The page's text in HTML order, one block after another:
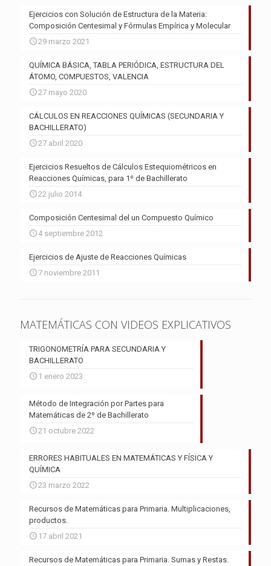
Ejercicios con Solución de Estructura de la Materia:
Composición Centesimal y Fórmulas Empírica y Molecular
29 marzo 2021
QUÍMICA BÁSICA, TABLA PERIÓDICA, ESTRUCTURA DEL
ÁTOMO, COMPUESTOS, VALENCIA
27 mayo 2020
CÁLCULOS EN REACCIONES QUÍMICAS (SECUNDARIA Y
BACHILLERATO)
27 abril 2020
Ejercicios Resueltos de Cálculos Estequiométricos en
Reacciones Químicas, para 1º de Bachillerato
22 julio 2014
Composición Centesimal del un Compuesto Químico
4 septiembre 2012
Ejercicios de Ajuste de Reacciones Químicas
7 noviembre 2011
MATEMÁTICAS CON VIDEOS EXPLICATIVOS
TRIGONOMETRÍA PARA SECUNDARIA Y
BACHILLERATO
1 enero 2023
Método de Integración por Partes para
Matemáticas de 2º de Bachillerato
21 octubre 2022
ERRORES HABITUALES EN MATEMÁTICAS Y FÍSICA Y
QUÍMICA
23 marzo 2022
Recursos de Matemáticas para Primaria. Multiplicaciones,
productos.
17 abril 2021
Recursos de Matemáticas para Primaria. Sumas y Restas.